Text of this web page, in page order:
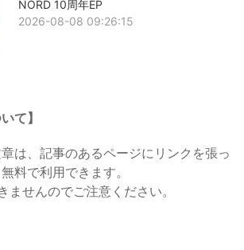
NORD 10周年EP
2026-08-08 09:26:15
て】
は、記事のあるページにリンクを張っ
料で利用できます。
ませんのでご注意ください。